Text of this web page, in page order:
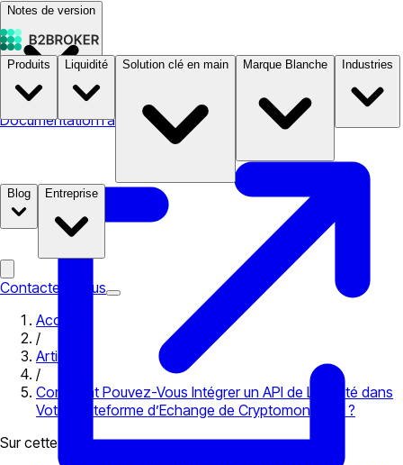
Notes de version
DocumentationTarifs B2STORE
Produits Liquidité Solution clé en main Marque Blanche Industries
Blog Entreprise
Contactez-nous
Accueil
/
Articles
/
Comment Pouvez-Vous Intégrer un API de Liquidité dans
Votre Plateforme d’Echange de Cryptomonnaies ?
Sur cette page